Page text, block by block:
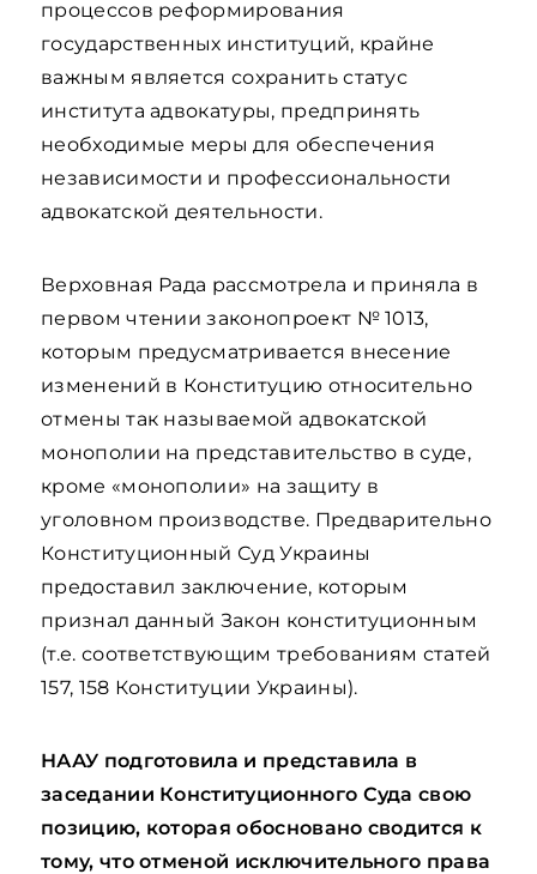
процессов реформирования
государственных институций, крайне
важным является сохранить статус
института адвокатуры, предпринять
необходимые меры для обеспечения
независимости и профессиональности
адвокатской деятельности.
Верховная Рада рассмотрела и приняла в
первом чтении законопроект № 1013,
которым предусматривается внесение
изменений в Конституцию относительно
отмены так называемой адвокатской
монополии на представительство в суде,
кроме «монополии» на защиту в
уголовном производстве. Предварительно
Конституционный Суд Украины
предоставил заключение, которым
признал данный Закон конституционным
(т.е. соответствующим требованиям статей
157, 158 Конституции Украины).
НААУ подготовила и представила в
заседании Конституционного Суда свою
позицию, которая обосновано сводится к
тому, что отменой исключительного права